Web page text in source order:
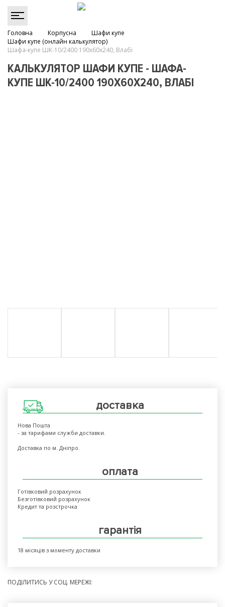
Головна Корпусна
Шафи купе
Шафи купе (онлайн калькулятор)
Шафа-купе ШК-10/2400 190х60х240, Влабі
КАЛЬКУЛЯТОР ШАФИ КУПЕ - ШАФА-
КУПЕ ШК-10/2400 190Х60Х240, ВЛАБІ
доставка
Нова Пошта
- за тарифами служби доставки.
Доставка по м. Дніпро.
оплата
Готівковий розрахунок
Безготівковий розрахунок
Кредит та розстрочка
гарантія
18 місяців з моменту доставки
ПОДІЛИТИСЬ У СОЦ. МЕРЕЖІ: